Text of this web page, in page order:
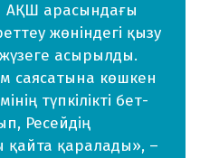
АҚШ арасындағы
жөніндегі қызу
жүзеге асырылды.
саясатына көшкен
түпкілікті бет-
Ресейдің
қайта қаралады», –